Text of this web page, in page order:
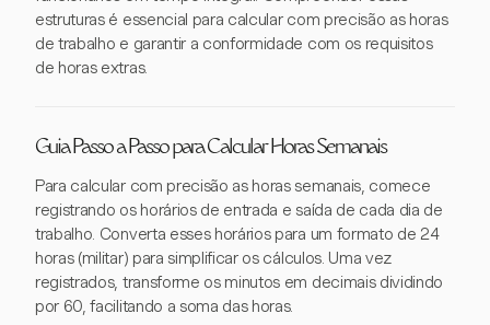
estruturas é essencial para calcular com precisão as horas
de trabalho e garantir a conformidade com os requisitos
de horas extras.
Guia Passo a Passo para Calcular Horas Semanais
Para calcular com precisão as horas semanais, comece
registrando os horários de entrada e saída de cada dia de
trabalho. Converta esses horários para um formato de 24
horas (militar) para simplificar os cálculos. Uma vez
registrados, transforme os minutos em decimais dividindo
por 60, facilitando a soma das horas.